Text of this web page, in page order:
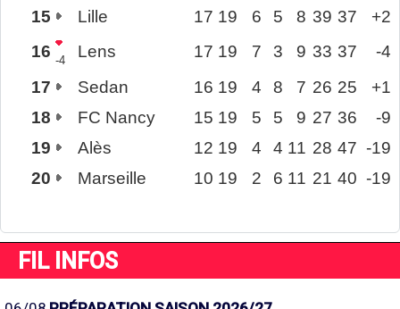
15
Lille 17 19 6 5 8 39 37
+2
16 -4 Lens 17 19 7 3 9 33 37
-4
17
Sedan 16 19 4 8 7 26 25
+1
18
FC Nancy 15 19 5 5 9 27 36
-9
19
Alès 12 19 4 4 11 28 47 -19
20
Marseille 10 19 2 6 11 21 40 -19
FIL INFOS